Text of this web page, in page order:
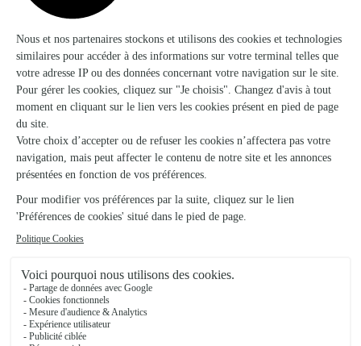
★
★
Commande Impeccable comme toujours…
Commande Impeccable comme toujours j'espère que la
livraison sera la même
28/02/2026
★ ★ ★ ★ ★
facile pour une commande
facile pour une commande
23/04/2026
Trustpilot Échantillon d'avis clients fourni via Trustpilot.
les avis de la marque Interflora sur Trustpilot